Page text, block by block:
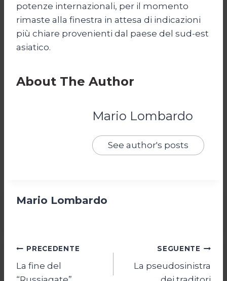
potenze internazionali, per il momento
rimaste alla finestra in attesa di indicazioni
più chiare provenienti dal paese del sud-est
asiatico.
About The Author
Mario Lombardo
See author's posts
Mario Lombardo
Navigazione
articoli
PRECEDENTE
La fine del
SEGUENTE
La pseudosinistra